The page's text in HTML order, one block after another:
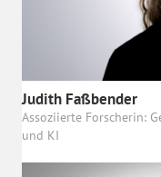
Judith Faßbender
Assoziierte Forscherin:
und KI